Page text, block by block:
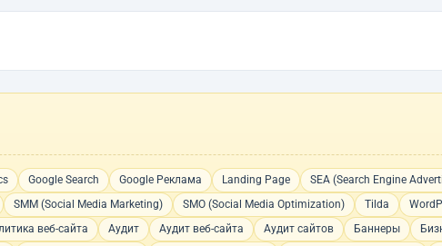
Google Search Google Реклама Landing Page SEA (Search Engine
SMM (Social Media Marketing) SMO (Social Media Optimization) Tilda
веб-сайта Аудит Аудит веб-сайта Аудит сайтов Баннеры